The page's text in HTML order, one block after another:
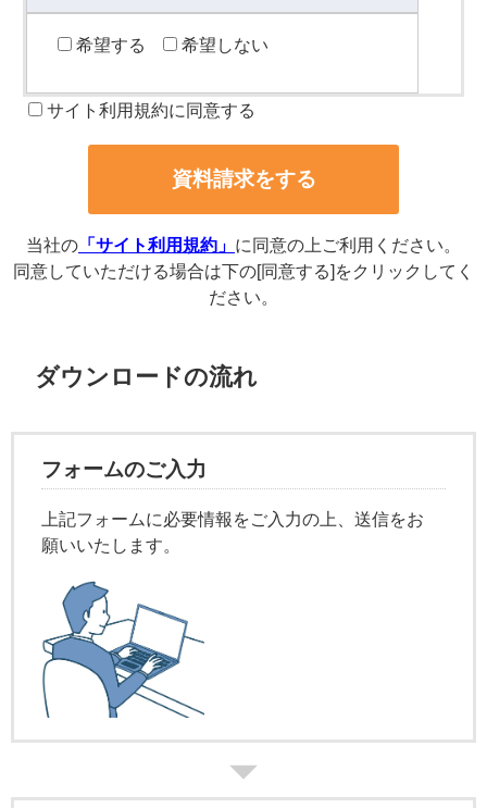
希望する 希望しない
サイト利用規約に同意する
当社の 「サイト利用規約」 に同意の上ご利用ください。
同意していただける場合は下の[同意する]をクリックしてく
ださい。
ダウンロードの流れ
フォームのご入力
上記フォームに必要情報をご入力の上、送信をお
願いいたします。